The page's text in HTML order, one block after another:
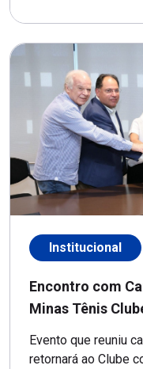
Institucional
Encontro com
Minas Tênis
Evento que reuniu
retornará ao Clube